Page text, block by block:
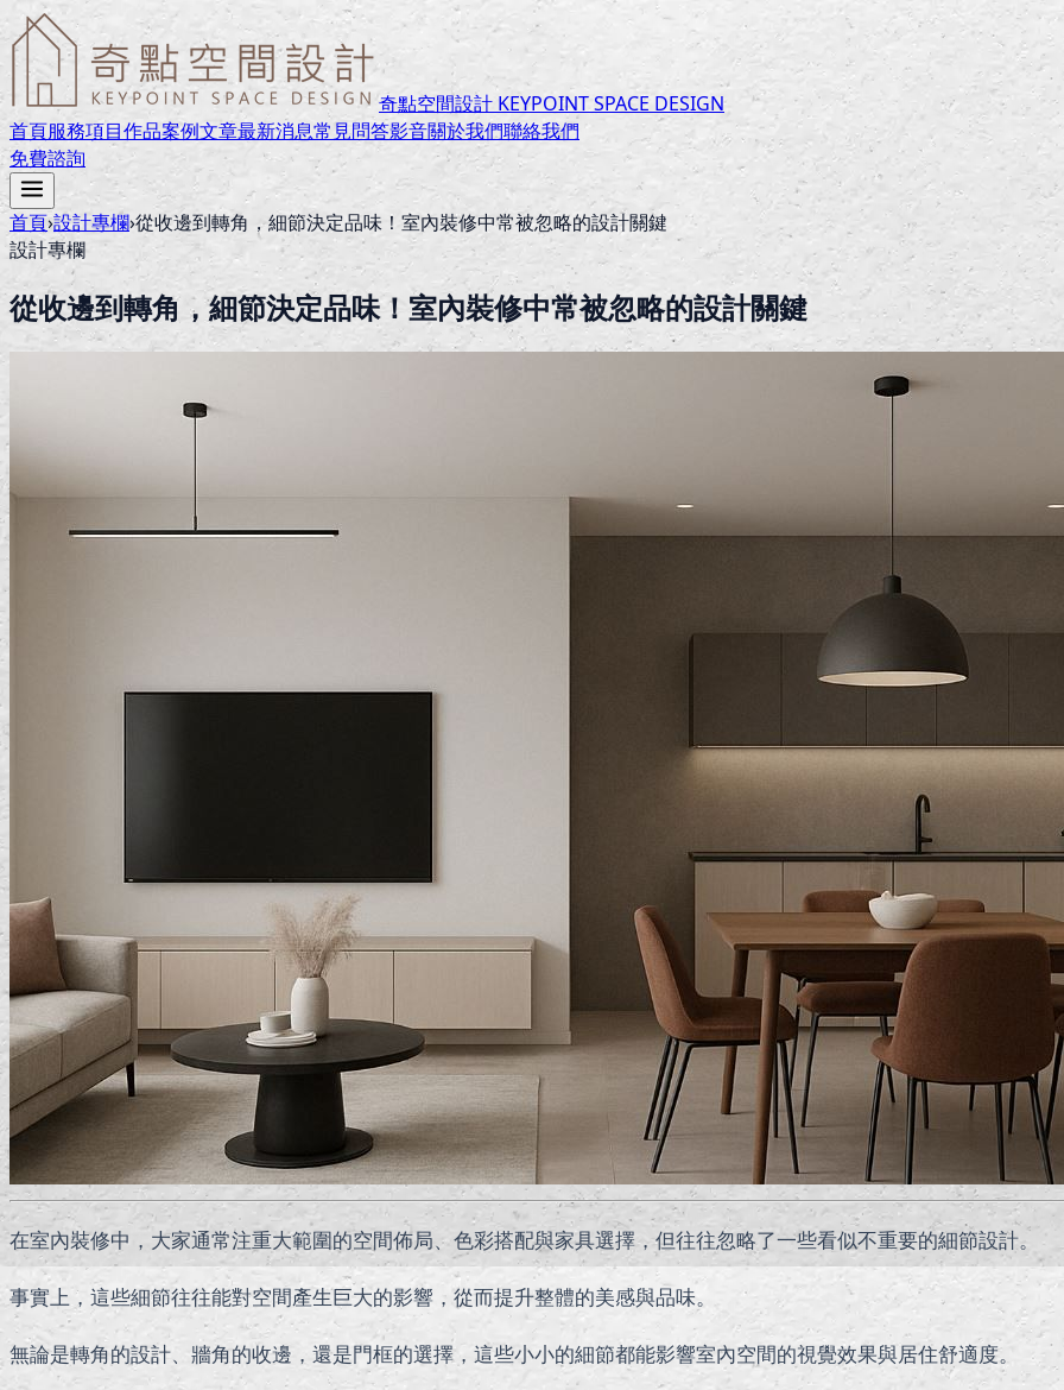
奇點空間設計 KEYPOINT SPACE DESIGN
首頁服務項目作品案例文章最新消息常見問答影音關於我們聯絡我們
免費諮詢
首頁›設計專欄›從收邊到轉角，細節決定品味！室內裝修中常被忽略的設計關鍵
設計專欄
從收邊到轉角，細節決定品味！室內裝修中常被忽略的設計關鍵
在室內裝修中，大家通常注重大範圍的空間佈局、色彩搭配與家具選擇，但往往忽略了一些看似不重要的細節設計。
事實上，這些細節往往能對空間產生巨大的影響，從而提升整體的美感與品味。
無論是轉角的設計、牆角的收邊，還是門框的選擇，這些小小的細節都能影響室內空間的視覺效果與居住舒適度。